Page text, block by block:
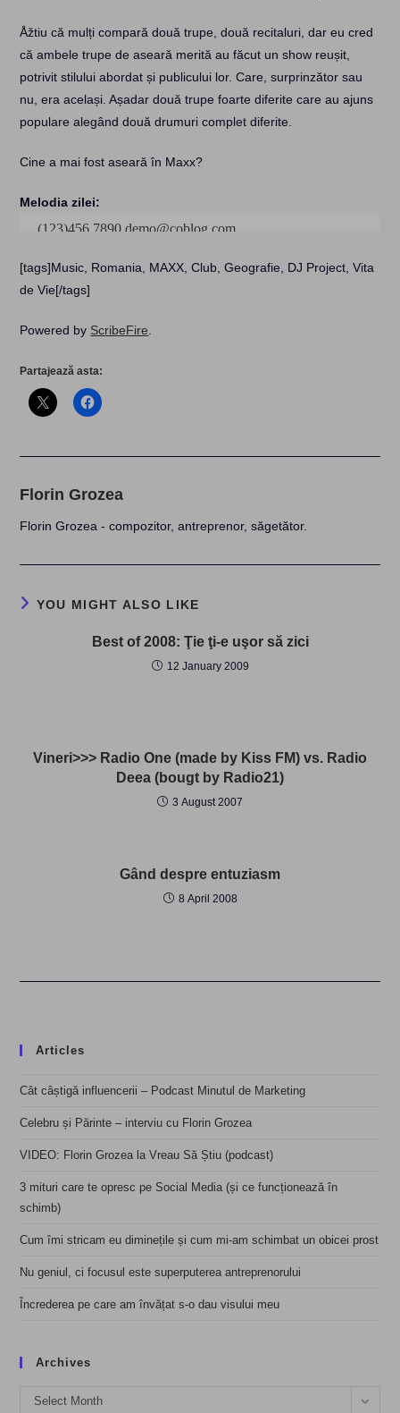
Åžtiu că mulți compară două trupe, două recitaluri, dar eu cred
că ambele trupe de aseară merită au făcut un show reușit,
potrivit stilului abordat și publicului lor. Care, surprinzător sau
nu, era același. Așadar două trupe foarte diferite care au ajuns
populare alegând două drumuri complet diferite.
Cine a mai fost aseară în Maxx?
Melodia zilei:
[tags]Music, Romania, MAXX, Club, Geografie, DJ Project, Vita
de Vie[/tags]
Powered by ScribeFire
Partajează asta:
Florin Grozea
Florin Grozea - compozitor, antreprenor, săgetător.
YOU MIGHT ALSO LIKE
Best of 2008: Ţie ţi-e uşor să zici
12 January 2009
Vineri>>> Radio One (made by Kiss FM) vs. Radio
Deea (bougt by Radio21)
3 August 2007
Gând despre entuziasm
8 April 2008
Articles
Cât câștigă influencerii – Podcast Minutul de Marketing
Celebru și Părinte – interviu cu Florin Grozea
VIDEO: Florin Grozea la Vreau Să Știu (podcast)
3 mituri care te opresc pe Social Media (și ce funcționează în
schimb)
Cum îmi stricam eu diminețile și cum mi-am schimbat un obicei prost
Nu geniul, ci focusul este superputerea antreprenorului
Încrederea pe care am învățat s-o dau visului meu
Archives
Archives
Select Month